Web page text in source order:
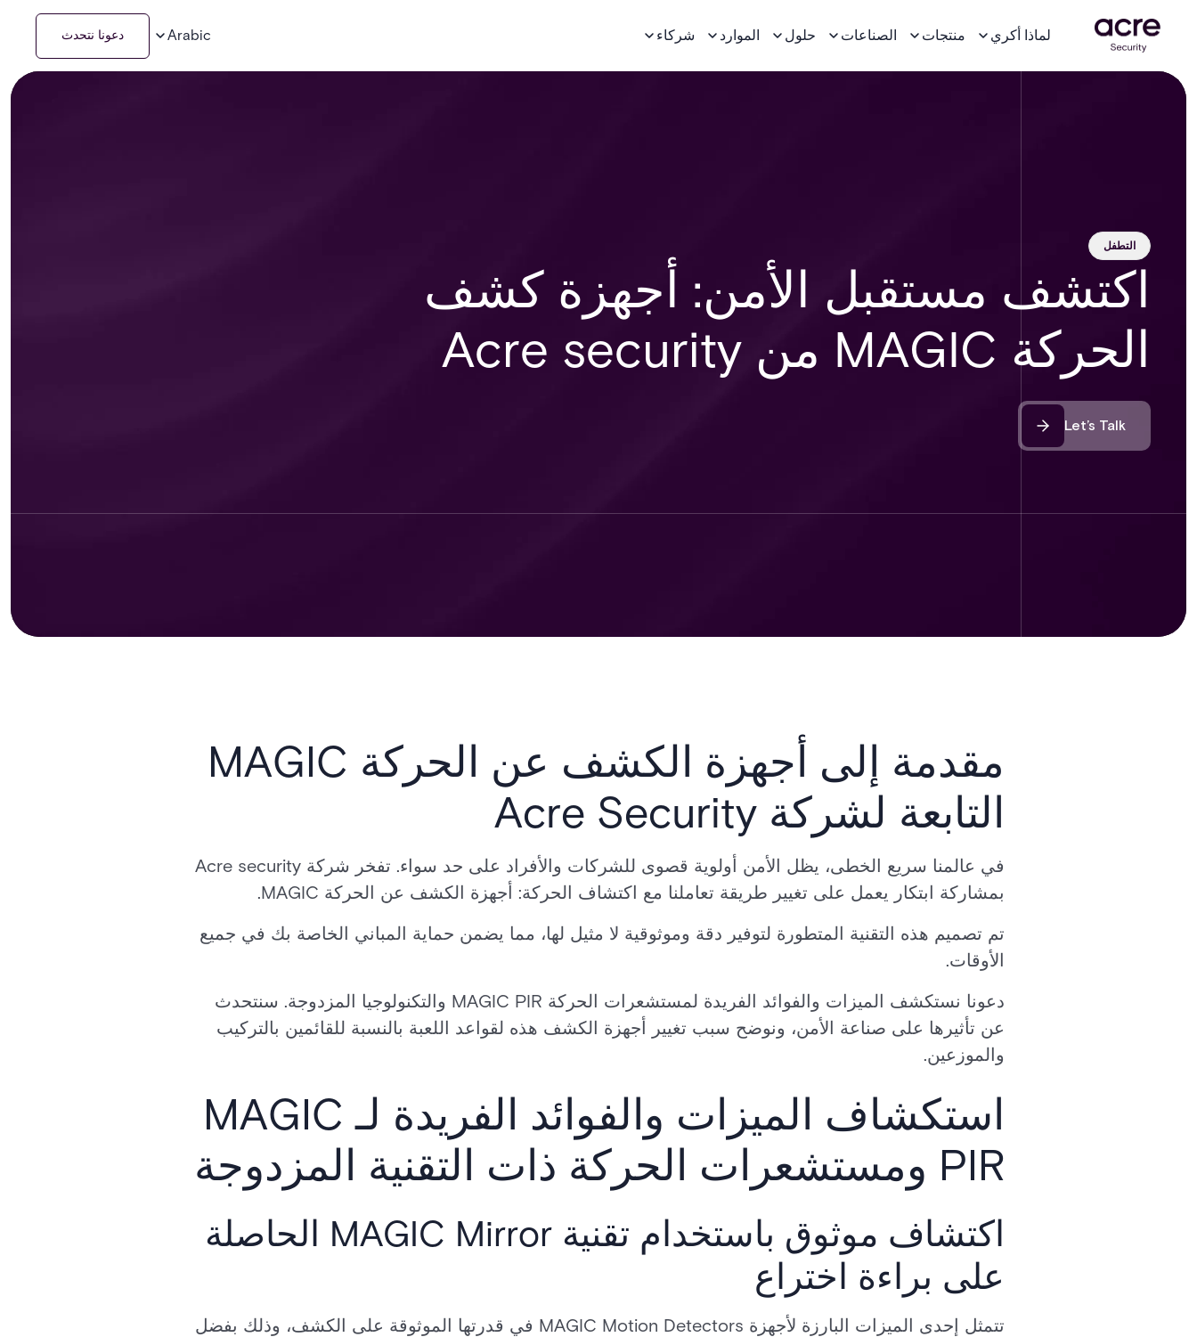
لماذا أكري منتجات الصناعات حلول الموارد شركاء Arabic دعونا نتحدث
التطفل
اكتشف مستقبل الأمن: أجهزة كشف
الحركة MAGIC من Acre security
Let’s Talk
مقدمة إلى أجهزة الكشف عن الحركة MAGIC
التابعة لشركة Acre Security
في عالمنا سريع الخطى، يظل الأمن أولوية قصوى للشركات والأفراد على حد سواء. تفخر شركة Acre security
بمشاركة ابتكار يعمل على تغيير طريقة تعاملنا مع اكتشاف الحركة: أجهزة الكشف عن الحركة MAGIC.
تم تصميم هذه التقنية المتطورة لتوفير دقة وموثوقية لا مثيل لها، مما يضمن حماية المباني الخاصة بك في جميع
الأوقات.
دعونا نستكشف الميزات والفوائد الفريدة لمستشعرات الحركة MAGIC PIR والتكنولوجيا المزدوجة. سنتحدث
عن تأثيرها على صناعة الأمن، ونوضح سبب تغيير أجهزة الكشف هذه لقواعد اللعبة بالنسبة للقائمين بالتركيب
والموزعين.
استكشاف الميزات والفوائد الفريدة لـ MAGIC
PIR ومستشعرات الحركة ذات التقنية المزدوجة
اكتشاف موثوق باستخدام تقنية MAGIC Mirror الحاصلة
على براءة اختراع
تتمثل إحدى الميزات البارزة لأجهزة MAGIC Motion Detectors في قدرتها الموثوقة على الكشف، وذلك بفضل